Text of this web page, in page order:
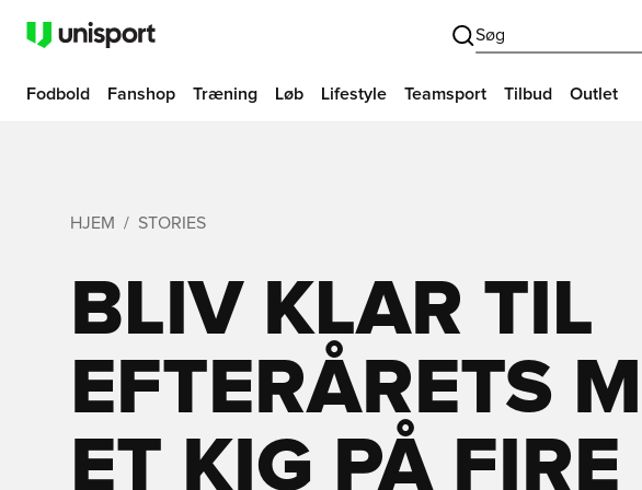
Søg
Fodbold Fanshop Træning Løb Lifestyle Teamsport Tilbud Outlet
HJEM STORIES
BLIV KLAR TIL
EFTERÅRETS
ET KIG PÅ